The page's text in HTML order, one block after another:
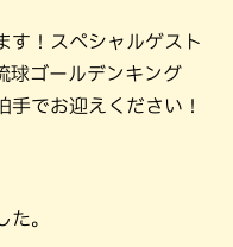
す！スペシャルゲスト
球ゴールデンキング
手でお迎えください！
た。